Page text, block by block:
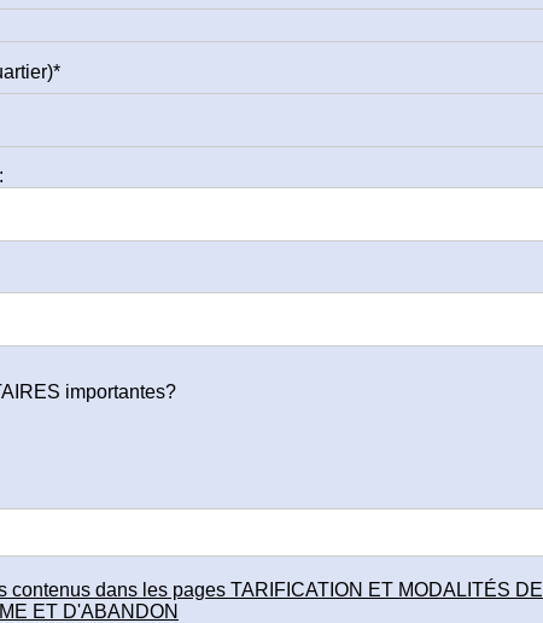
importantes?
dans les pages TARIFICATION ET MODALITÉS DE
ET D'ABANDON